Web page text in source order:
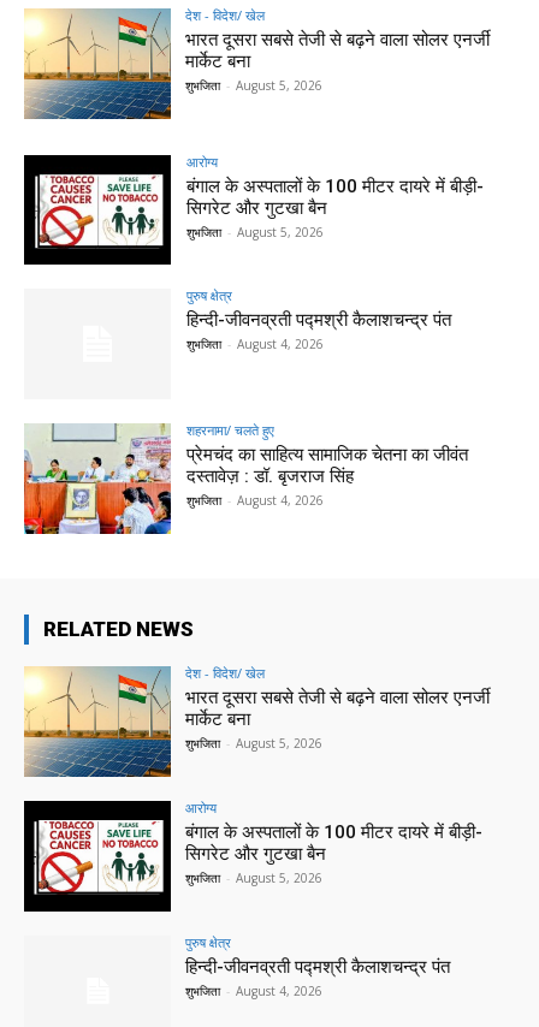
देश - विदेश/ खेल
भारत दूसरा सबसे तेजी से बढ़ने वाला सोलर एनर्जी
मार्केट बना
शुभजिता - August 5, 2026
आरोग्य
बंगाल के अस्पतालों के 100 मीटर दायरे में बीड़ी-
सिगरेट और गुटखा बैन
शुभजिता - August 5, 2026
पुरुष क्षेत्र
हिन्‍दी-जीवनव्रती पद्मश्री कैलाशचन्‍द्र पंत
शुभजिता - August 4, 2026
शहरनामा/ चलते हुए
प्रेमचंद का साहित्य सामाजिक चेतना का जीवंत
दस्तावेज़ : डॉ. बृजराज सिंह
शुभजिता - August 4, 2026
RELATED NEWS
देश - विदेश/ खेल
भारत दूसरा सबसे तेजी से बढ़ने वाला सोलर एनर्जी
मार्केट बना
शुभजिता - August 5, 2026
आरोग्य
बंगाल के अस्पतालों के 100 मीटर दायरे में बीड़ी-
सिगरेट और गुटखा बैन
शुभजिता - August 5, 2026
पुरुष क्षेत्र
हिन्‍दी-जीवनव्रती पद्मश्री कैलाशचन्‍द्र पंत
शुभजिता - August 4, 2026